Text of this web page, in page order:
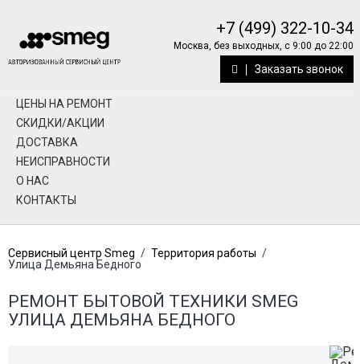
+7 (499) 322-10-34
Москва, без выходных, с 9:00 до 22:00
Заказать звонок
ЦЕНЫ НА РЕМОНТ
СКИДКИ/АКЦИИ
ДОСТАВКА
НЕИСПРАВНОСТИ
О НАС
КОНТАКТЫ
Сервисный центр Smeg / Территория работы /
Улица Демьяна Бедного
РЕМОНТ БЫТОВОЙ ТЕХНИКИ SMEG
УЛИЦА ДЕМЬЯНА БЕДНОГО